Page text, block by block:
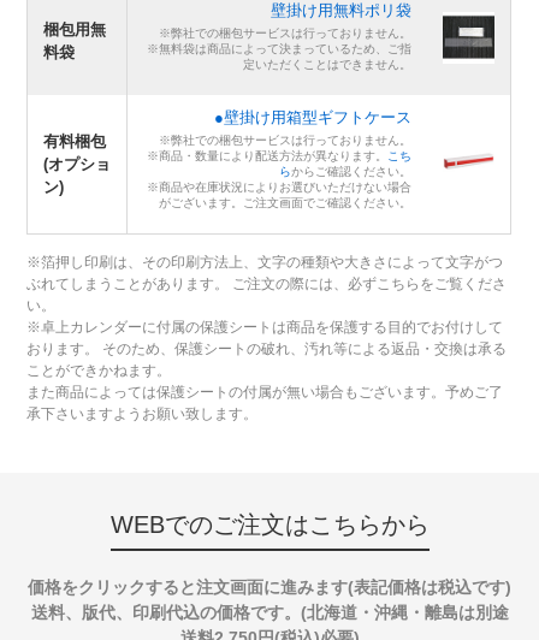
梱包用無
料袋
壁掛け用無料ポリ袋
※弊社での梱包サービスは行っておりません。
※無料袋は商品によって決まっているため、ご指
定いただくことはできません。
有料梱包
(オプショ
ン)
●壁掛け用箱型ギフトケース
※弊社での梱包サービスは行っておりません。
※商品・数量により配送方法が異なります。 こち
らからご確認ください。
※商品や在庫状況によりお選びいただけない場合
がございます。ご注文画面でご確認ください。
※箔押し印刷は、その印刷方法上、文字の種類や大きさによって文字がつ
ぶれてしまうことがあります。 ご注文の際には、必ずこちらをご覧くださ
い。
※卓上カレンダーに付属の保護シートは商品を保護する目的でお付けして
おります。 そのため、保護シートの破れ、汚れ等による返品・交換は承る
ことができかねます。
また商品によっては保護シートの付属が無い場合もございます。予めご了
承下さいますようお願い致します。
WEBでのご注文はこちらから
価格をクリックすると注文画面に進みます(表記価格は税込です)
送料、版代、印刷代込の価格です。(北海道・沖縄・離島は別途